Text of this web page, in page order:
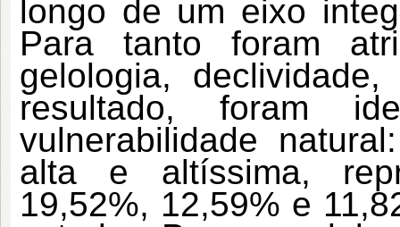
longo de um eixo
Para tanto foram
gelologia,
resultado, foram
vulnerabilidade
alta e altíssima,
19,52%, 12,59% e